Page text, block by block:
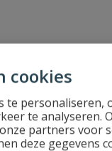
cookies
te personaliseren,
te analyseren.
partners voor
deze gegevens